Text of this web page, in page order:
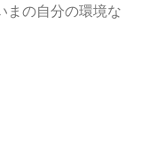
まの自分の環境な